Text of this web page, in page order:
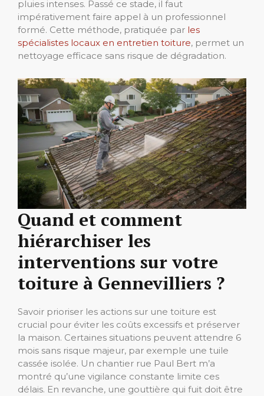
pluies intenses. Passé ce stade, il faut
impérativement faire appel à un professionnel
formé. Cette méthode, pratiquée par les
spécialistes locaux en entretien toiture, permet un
nettoyage efficace sans risque de dégradation.
Quand et comment
hiérarchiser les
interventions sur votre
toiture à Gennevilliers ?
Savoir prioriser les actions sur une toiture est
crucial pour éviter les coûts excessifs et préserver
la maison. Certaines situations peuvent attendre 6
mois sans risque majeur, par exemple une tuile
cassée isolée. Un chantier rue Paul Bert m’a
montré qu’une vigilance constante limite ces
délais. En revanche, une gouttière qui fuit doit être